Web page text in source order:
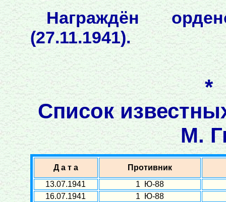
Награждён
(27.11.1941).
Список
М.
Д а т а
Противник
13.07.1941
1 Ю-88
16.07.1941
1 Ю-88